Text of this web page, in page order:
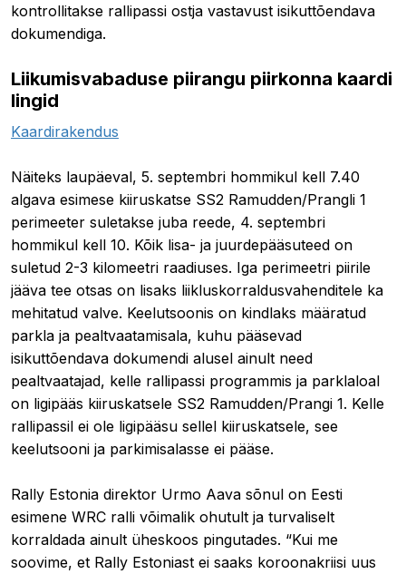
kontrollitakse rallipassi ostja vastavust isikuttõendava
dokumendiga.
Liikumisvabaduse piirangu piirkonna kaardi
lingid
Kaardirakendus
Näiteks laupäeval, 5. septembri hommikul kell 7.40
algava esimese kiiruskatse SS2 Ramudden/Prangli 1
perimeeter suletakse juba reede, 4. septembri
hommikul kell 10. Kõik lisa- ja juurdepääsuteed on
suletud 2-3 kilomeetri raadiuses. Iga perimeetri piirile
jääva tee otsas on lisaks liikluskorraldusvahenditele ka
mehitatud valve. Keelutsoonis on kindlaks määratud
parkla ja pealtvaatamisala, kuhu pääsevad
isikuttõendava dokumendi alusel ainult need
pealtvaatajad, kelle rallipassi programmis ja parklaloal
on ligipääs kiiruskatsele SS2 Ramudden/Prangi 1. Kelle
rallipassil ei ole ligipääsu sellel kiiruskatsele, see
keelutsooni ja parkimisalasse ei pääse.
Rally Estonia direktor Urmo Aava sõnul on Eesti
esimene WRC ralli võimalik ohutult ja turvaliselt
korraldada ainult üheskoos pingutades. “Kui me
soovime, et Rally Estoniast ei saaks koroonakriisi uus